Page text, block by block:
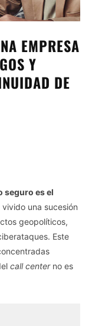
EMPRESA
Y
DE
seguro es el
una sucesión
geopolíticos,
Este
call centerno es